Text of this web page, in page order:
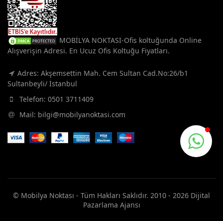
MOBİLYA NOKTASI-Ofis koltuğunda Online
Alışverişin Adresi. En Ucuz Ofis Koltuğu Fiyatları.
Adres: Akşemsettin Mah. Cem Sultan Cad.No:26/b1
Sultanbeyli/ İstanbul
Telefon: 0501 3711409
Mail: bilgi@mobilyanoktasi.com
© Mobilya Noktası - Tüm Hakları Saklıdır. 2010 - 2026 Dijital
Pazarlama Ajansı